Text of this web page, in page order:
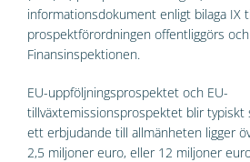
informationsdokument enligt bilaga IX
prospektförordningen offentliggörs
Finansinspektionen.
EU-uppföljningsprospektet och EU-
tillväxtemissionsprospektet blir
ett erbjudande till allmänheten ligger
2,5 miljoner euro, eller 12 miljoner